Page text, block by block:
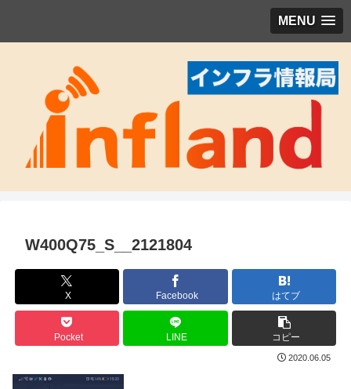
MENU
W400Q75_S__2121804
X Facebook はてブ
Pocket LINE コピー
2020.06.05